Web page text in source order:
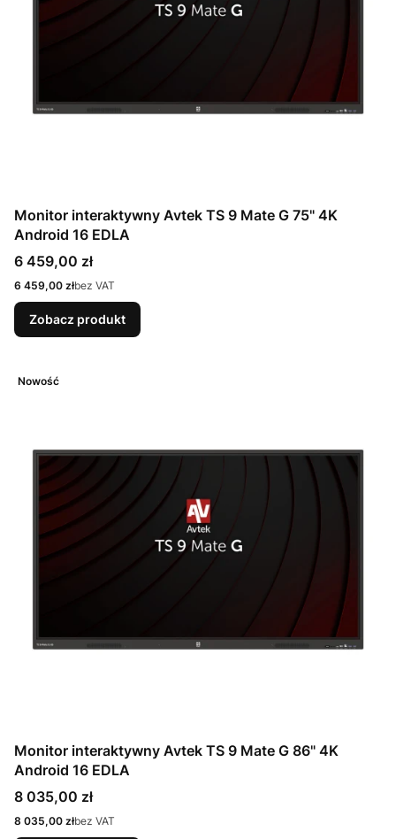
Monitor interaktywny Avtek TS 9 Mate G 75" 4K
Android 16 EDLA
Cena
6 459,00 zł
Cena
6 459,00 złbez VAT
Zobacz produkt
Nowość
Monitor interaktywny Avtek TS 9 Mate G 86" 4K
Android 16 EDLA
Cena
8 035,00 zł
Cena
8 035,00 złbez VAT